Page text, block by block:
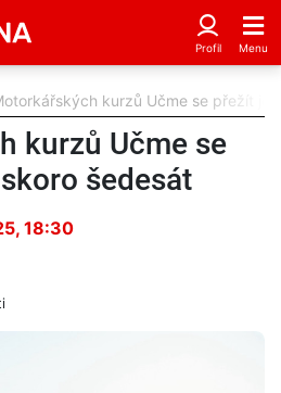
kurzů Učme se přežít je
kurzů Učme se
šedesát
18:30